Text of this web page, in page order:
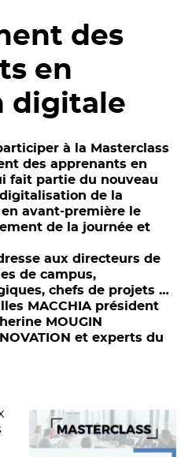
des
en
digitale
à la Masterclass
des apprenants en
fait partie du nouveau
de la
avant-première le
de la journée et
aux directeurs de
de campus,
chefs de projets …
MACCHIA président
MOUGIN
et experts du